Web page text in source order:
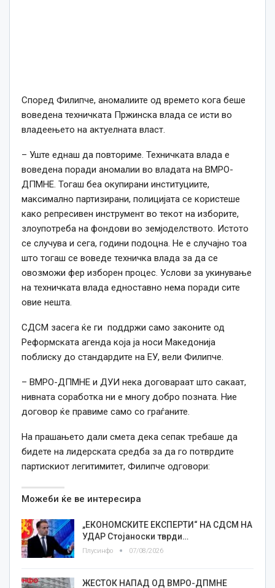
Според Филипче, аномалиите од времето кога беше
воведена техничката Пржинска влада се исти во
владеењето на актуелната власт.
– Уште еднаш да повториме. Техничката влада е
воведена поради аномалии во владата на ВМРО-
ДПМНЕ. Тогаш беа окупирани институциите,
максимално партизирани, полицијата се користеше
како репресивен инструмент во текот на изборите,
злоупотреба на фондови во земјоделството. Истото
се случува и сега, години подоцна. Не е случајно тоа
што тогаш се воведе техничка влада за да се
овозможи фер изборен процес. Услови за укинување
на техничката влада едноставно нема поради сите
овие нешта.
СДСМ засега ќе ги поддржи само законите од
Реформската агенда која ја носи Македонија
поблиску до стандардите на ЕУ, вели Филипче.
– ВМРО-ДПМНЕ и ДУИ нека договараат што сакаат,
нивната соработка ни е многу добро позната. Ние
договор ќе правиме само со граѓаните.
На прашањето дали смета дека сепак требаше да
бидете на лидерската средба за да го потврдите
партискиот легитимитет, Филипче одговори:
Можеби ќе ве интересира
„ЕКОНОМСКИТЕ ЕКСПЕРТИ“ НА СДСМ НА
УДАР Стојаноски тврди…
Плусинфо 07/08/2026
ЖЕСТОК НАПАД ОД ВМРО-ДПМНЕ